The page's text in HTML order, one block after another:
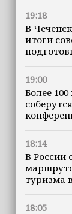
19:18
В
итоги
19:00
Более
18:14
В России
туризма
18:05